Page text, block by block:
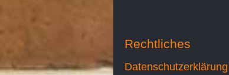
Rechtliches
Datenschutzerklärung